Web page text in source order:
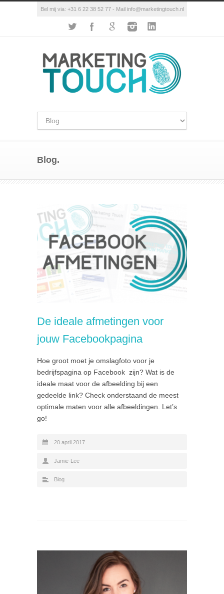
Bel mij via: +31 6 22 38 52 77 - Mail info@marketingtouch.nl
Blog.
De ideale afmetingen voor
jouw Facebookpagina
Hoe groot moet je omslagfoto voor je
bedrijfspagina op Facebook zijn? Wat is de
ideale maat voor de afbeelding bij een
gedeelde link? Check onderstaand de meest
optimale maten voor alle afbeeldingen. Let’s
go!
20 april 2017
Jamie-Lee
Blog